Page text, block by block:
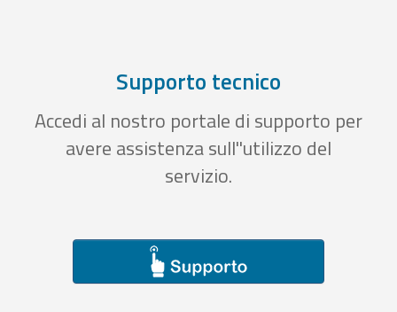
Supporto tecnico
Accedi al nostro portale di supporto per
avere assistenza sull''utilizzo del
servizio.